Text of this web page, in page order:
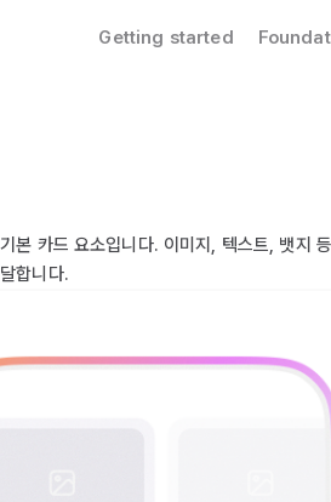
Getting started
본 카드 요소입니다. 이미지, 텍스트, 뱃지
합니다.